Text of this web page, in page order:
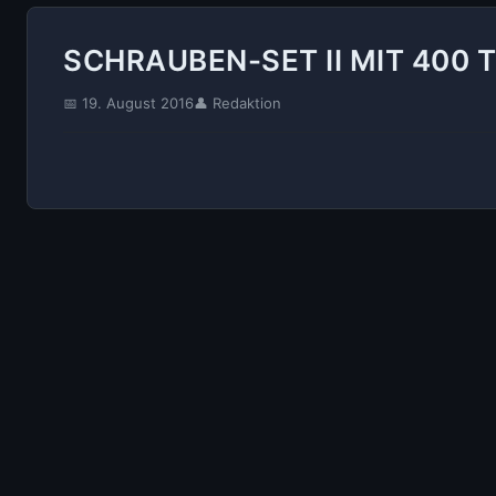
SCHRAUBEN-SET II MIT 400
📅 19. August 2016👤 Redaktion